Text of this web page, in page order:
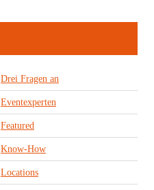
Drei Fragen an
Eventexperten
Featured
Know-How
Locations